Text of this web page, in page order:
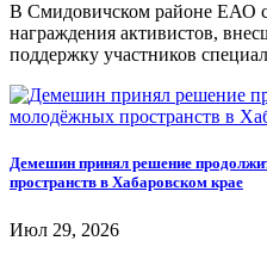
В Смидовичском районе ЕАО
награждения активистов,
поддержку участников
Демешин принял решение
пространств в Хабаровском крае
Июл 29, 2026